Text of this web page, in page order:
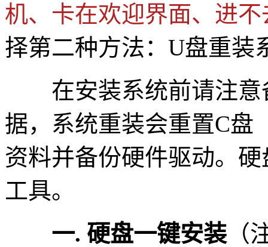
机、卡在欢迎界面、进
择第二种方法：U盘重装
在安装系统前请注意
据，系统重装会重置C盘
资料并备份硬件驱动。
工具。
一. 硬盘一键安装 （